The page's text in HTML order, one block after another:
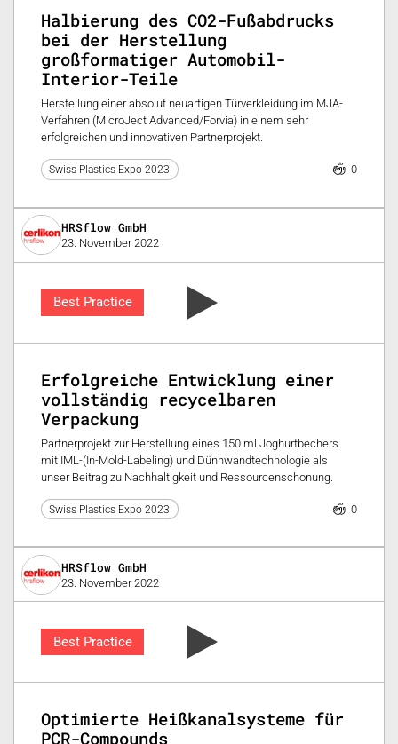
Halbierung des CO2-Fußabdrucks
bei der Herstellung
großformatiger Automobil-
Interior-Teile
Herstellung einer absolut neuartigen Türverkleidung im MJA-
Verfahren (MicroJect Advanced/Forvia) in einem sehr
erfolgreichen und innovativen Partnerprojekt.
Swiss Plastics Expo 2023 0
HRSflow GmbH
23. November 2022
Best Practice
Erfolgreiche Entwicklung einer
vollständig recycelbaren
Verpackung
Partnerprojekt zur Herstellung eines 150 ml Joghurtbechers
mit IML-(In-Mold-Labeling) und Dünnwandtechnologie als
unser Beitrag zu Nachhaltigkeit und Ressourcenschonung.
Swiss Plastics Expo 2023 0
HRSflow GmbH
23. November 2022
Best Practice
Optimierte Heißkanalsysteme für
PCR-Compounds